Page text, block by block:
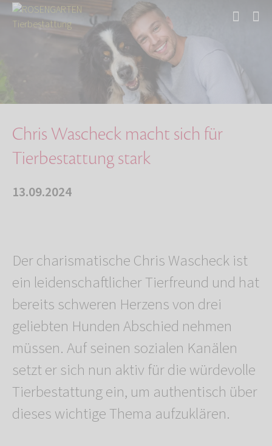
Aktuelles
Chris Wascheck macht sich für Tierbestattung …
Chris Wascheck macht sich für
Tierbestattung stark
13.09.2024
Der charismatische Chris Wascheck ist
ein leidenschaftlicher Tierfreund und hat
bereits schweren Herzens von drei
geliebten Hunden Abschied nehmen
müssen. Auf seinen sozialen Kanälen
setzt er sich nun aktiv für die würdevolle
Tierbestattung ein, um authentisch über
dieses wichtige Thema aufzuklären.